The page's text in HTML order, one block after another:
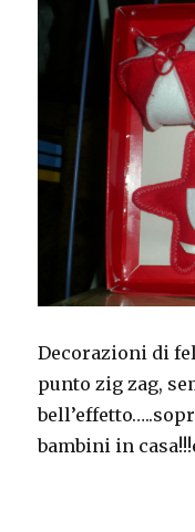
Decorazioni di
punto zig zag,
bambini in